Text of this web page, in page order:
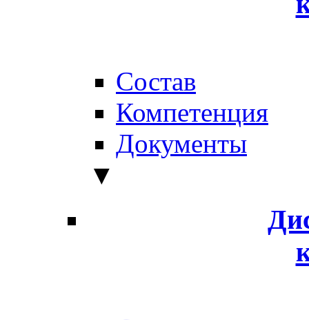
Состав
Компетенция
Документы
▼